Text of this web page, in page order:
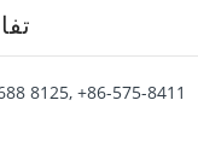
8125, +86-575-8411